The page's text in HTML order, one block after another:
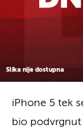
Slika nije dostupna
iPhone 5 tek
bio podvrgnut